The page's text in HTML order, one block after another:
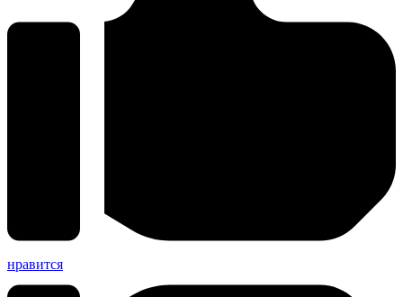
нравится